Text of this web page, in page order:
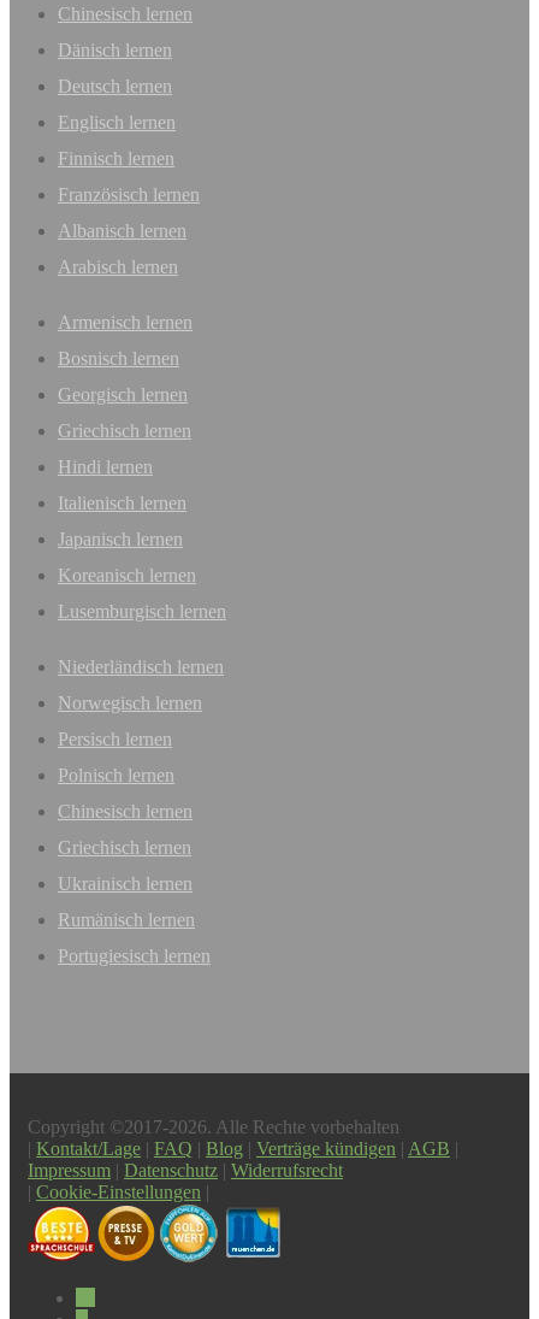
Chinesisch lernen
Dänisch lernen
Deutsch lernen
Englisch lernen
Finnisch lernen
Französisch lernen
Albanisch lernen
Arabisch lernen
Armenisch lernen
Bosnisch lernen
Georgisch lernen
Griechisch lernen
Hindi lernen
Italienisch lernen
Japanisch lernen
Koreanisch lernen
Lusemburgisch lernen
Niederländisch lernen
Norwegisch lernen
Persisch lernen
Polnisch lernen
Chinesisch lernen
Griechisch lernen
Ukrainisch lernen
Rumänisch lernen
Portugiesisch lernen
Copyright ©2017-2026. Alle Rechte vorbehalten
| Kontakt/Lage | FAQ | Blog | Verträge kündigen | AGB |
Impressum | Datenschutz | Widerrufsrecht
| Cookie-Einstellungen |